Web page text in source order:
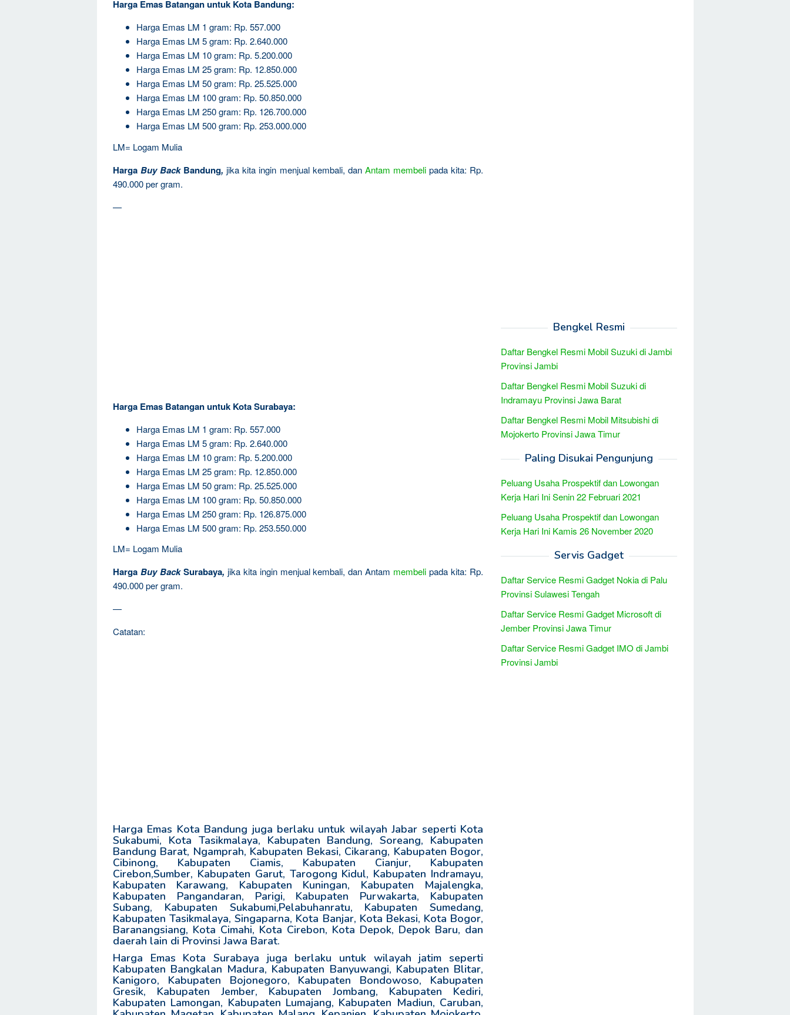
Harga Emas Batangan untuk Kota Bandung:
Harga Emas LM 1 gram: Rp. 557.000
Harga Emas LM 5 gram: Rp. 2.640.000
Harga Emas LM 10 gram: Rp. 5.200.000
Harga Emas LM 25 gram: Rp. 12.850.000
Harga Emas LM 50 gram: Rp. 25.525.000
Harga Emas LM 100 gram: Rp. 50.850.000
Harga Emas LM 250 gram: Rp. 126.700.000
Harga Emas LM 500 gram: Rp. 253.000.000
LM= Logam Mulia
HargaBuy Back Bandung,jika kita ingin menjual kembali, dan Antam membelipada kita: Rp.
490.000 per gram.
—
Harga Emas Batangan untuk Kota Surabaya:
Harga Emas LM 1 gram: Rp. 557.000
Harga Emas LM 5 gram: Rp. 2.640.000
Harga Emas LM 10 gram: Rp. 5.200.000
Harga Emas LM 25 gram: Rp. 12.850.000
Harga Emas LM 50 gram: Rp. 25.525.000
Harga Emas LM 100 gram: Rp. 50.850.000
Harga Emas LM 250 gram: Rp. 126.875.000
Harga Emas LM 500 gram: Rp. 253.550.000
LM= Logam Mulia
Harga Buy BackSurabaya, jika kita ingin menjual kembali, dan Antam membeli pada kita: Rp.
490.000 per gram.
—
Catatan:
Harga Emas Kota Bandung juga berlaku untuk wilayah Jabar seperti Kota
Sukabumi, Kota Tasikmalaya, Kabupaten Bandung, Soreang, Kabupaten
Bandung Barat, Ngamprah, Kabupaten Bekasi, Cikarang, Kabupaten Bogor,
Cibinong, Kabupaten Ciamis, Kabupaten Cianjur, Kabupaten
Cirebon,Sumber, Kabupaten Garut, Tarogong Kidul, Kabupaten Indramayu,
Kabupaten Karawang, Kabupaten Kuningan, Kabupaten Majalengka,
Kabupaten Pangandaran, Parigi, Kabupaten Purwakarta, Kabupaten
Subang, Kabupaten Sukabumi,Pelabuhanratu, Kabupaten Sumedang,
Kabupaten Tasikmalaya, Singaparna, Kota Banjar, Kota Bekasi, Kota Bogor,
Baranangsiang, Kota Cimahi, Kota Cirebon, Kota Depok, Depok Baru, dan
daerah lain di Provinsi Jawa Barat.
Harga Emas Kota Surabaya juga berlaku untuk wilayah jatim seperti
Kabupaten Bangkalan Madura, Kabupaten Banyuwangi, Kabupaten Blitar,
Kanigoro, Kabupaten Bojonegoro, Kabupaten Bondowoso, Kabupaten
Gresik, Kabupaten Jember, Kabupaten Jombang, Kabupaten Kediri,
Kabupaten Lamongan, Kabupaten Lumajang, Kabupaten Madiun, Caruban,
Bengkel Resmi
Daftar Bengkel Resmi Mobil Suzuki di Jambi
Provinsi Jambi
Daftar Bengkel Resmi Mobil Suzuki di
Indramayu Provinsi Jawa Barat
Daftar Bengkel Resmi Mobil Mitsubishi di
Mojokerto Provinsi Jawa Timur
Paling Disukai Pengunjung
Peluang Usaha Prospektif dan Lowongan
Kerja Hari Ini Senin 22 Februari 2021
Peluang Usaha Prospektif dan Lowongan
Kerja Hari Ini Kamis 26 November 2020
Servis Gadget
Daftar Service Resmi Gadget Nokia di Palu
Provinsi Sulawesi Tengah
Daftar Service Resmi Gadget Microsoft di
Jember Provinsi Jawa Timur
Daftar Service Resmi Gadget IMO di Jambi
Provinsi Jambi